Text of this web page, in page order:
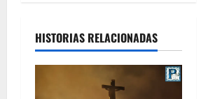
HISTORIAS RELACIONADAS